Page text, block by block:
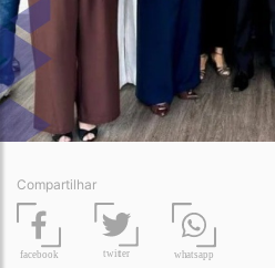
Compartilhar
facebook twitter whatsapp